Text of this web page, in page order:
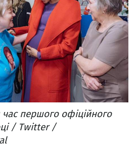
першого офіційного
/ Twitter /